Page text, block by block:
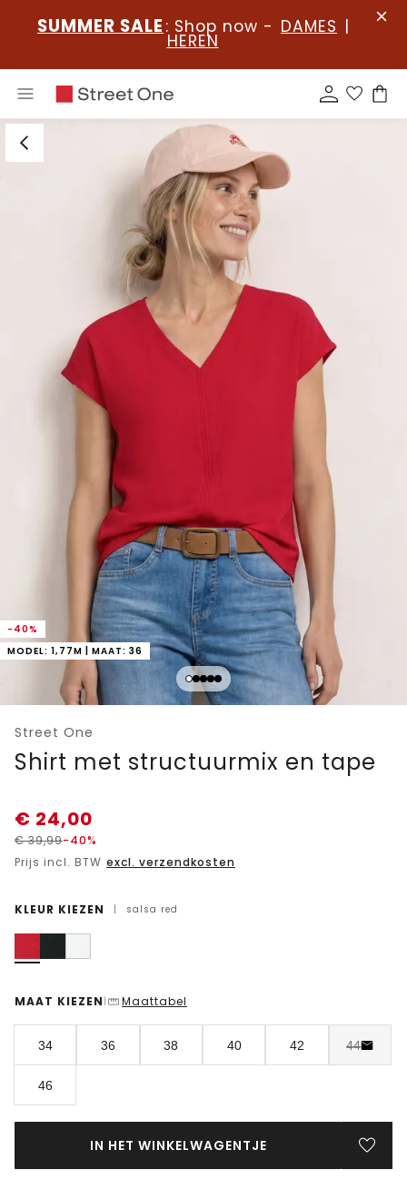
SUMMER SALE : Shop now - DAMES |
HEREN
-40%
MODEL: 1,77M | MAAT: 36
Street One
Shirt met structuurmix en tape
€ 24,00
€39,99-40%
Prijs incl. BTW excl. verzendkosten
KLEUR KIEZEN | salsa red
MAAT KIEZEN | Maattabel
34 36 38 40 42 44
46
IN HET WINKELWAGENTJE